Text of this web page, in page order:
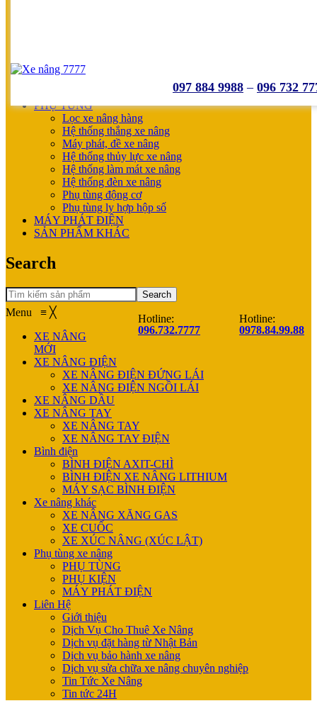
XE NÂNG TAY
PHỤ TÙNG
Lọc xe nâng hàng
Hệ thống thắng xe nâng
Máy phát, đề xe nâng
Hệ thống thủy lực xe nâng
Hệ thống làm mát xe nâng
Hệ thống đèn xe nâng
Phụ tùng động cơ
Phụ tùng ly hợp hộp số
MÁY PHÁT ĐIỆN
SẢN PHẨM KHÁC
Search
Search
Hotline:
096.732.7777
Hotline:
0978.84.99.88
Menu ≡ ╳
XE NÂNG
MỚI
XE NÂNG ĐIỆN
XE NÂNG ĐIỆN ĐỨNG LÁI
XE NÂNG ĐIỆN NGỒI LÁI
XE NÂNG DẦU
XE NÂNG TAY
XE NÂNG TAY
XE NÂNG TAY ĐIỆN
Bình điện
BÌNH ĐIỆN AXIT-CHÌ
BÌNH ĐIỆN XE NÂNG LITHIUM
MÁY SẠC BÌNH ĐIỆN
Xe nâng khác
XE NÂNG XĂNG GAS
XE CUỐC
XE XÚC NÂNG (XÚC LẬT)
Phụ tùng xe nâng
PHỤ TÙNG
PHỤ KIỆN
MÁY PHÁT ĐIỆN
Liên Hệ
Giới thiệu
Dịch Vụ Cho Thuê Xe Nâng
Dịch vụ đặt hàng từ Nhật Bản
Dịch vụ bảo hành xe nâng
Dịch vụ sửa chữa xe nâng chuyên nghiệp
Tin Tức Xe Nâng
Tin tức 24H
097 884 9988 – 096 732